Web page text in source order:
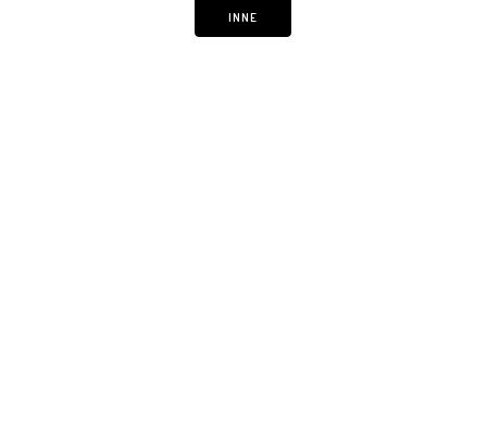
INNE